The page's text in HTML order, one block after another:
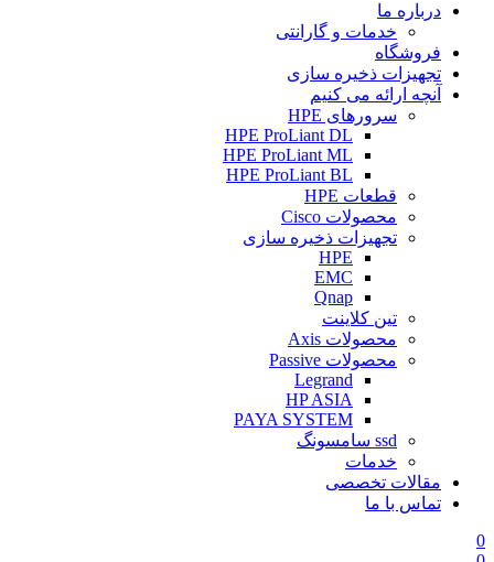
درباره ما
خدمات و گارانتی
فروشگاه
تجهیزات ذخیره سازی
آنچه ارائه می کنیم
سرورهای HPE
HPE ProLiant DL
HPE ProLiant ML
HPE ProLiant BL
قطعات HPE
محصولات Cisco
تجهیزات ذخیره سازی
HPE
EMC
Qnap
تین کلاینت
محصولات Axis
محصولات Passive
Legrand
HP ASIA
PAYA SYSTEM
ssd سامسونگ
خدمات
مقالات تخصصی
تماس با ما
0